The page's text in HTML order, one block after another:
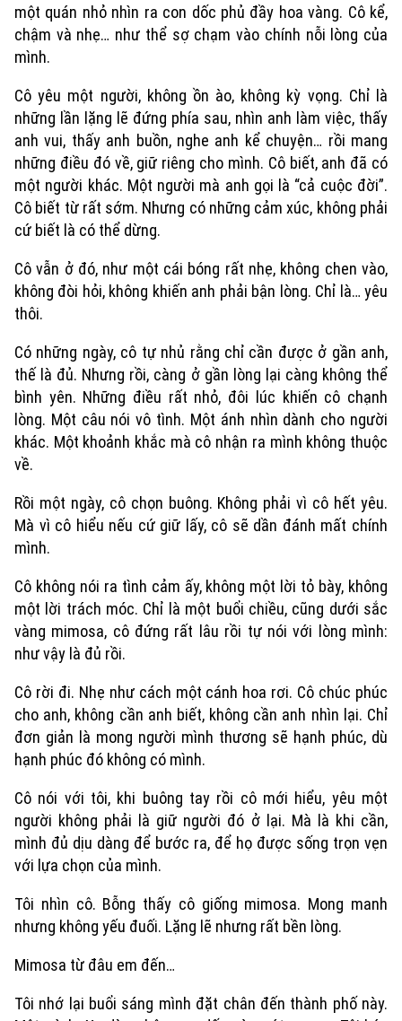
Chuyên mục
Thời sự
Hà Nội
Chính trị
Xã hội
An ninh trật tự
Công nghệ
Hà Nội
Nhịp sống Hà Nội
Khoảnh khắc Hà Nội
Ẩm thực
Thế giới
Quân sự
Hồ sơ
Người Việt 4 phương
Kinh tế
Tin tức
Cafe sáng
Tài chính Ngân hàng
Doanh nghiệp
Nhà đất
Đầu tư
Căn hộ
Đất đai
Kinh nghiệm
Ô tô
Tàu
Xe máy
Thị trường
Giáo dục
Tuyển sinh
Hướng nghiệp
Tin tức
Làng nghề
Di tích
Sức khỏe
Y tế
Dinh dưỡng
Tư vấn sức khỏe
Bóng đá
Quần vợt
Golf
Giải trí
một quán nhỏ nhìn ra con dốc phủ đầy hoa vàng. Cô kể,
chậm và nhẹ… như thể sợ chạm vào chính nỗi lòng của
mình.
Cô yêu một người, không ồn ào, không kỳ vọng. Chỉ là
những lần lặng lẽ đứng phía sau, nhìn anh làm việc, thấy
anh vui, thấy anh buồn, nghe anh kể chuyện… rồi mang
những điều đó về, giữ riêng cho mình. Cô biết, anh đã có
một người khác. Một người mà anh gọi là “cả cuộc đời”.
Cô biết từ rất sớm. Nhưng có những cảm xúc, không phải
cứ biết là có thể dừng.
Cô vẫn ở đó, như một cái bóng rất nhẹ, không chen vào,
không đòi hỏi, không khiến anh phải bận lòng. Chỉ là… yêu
thôi.
Có những ngày, cô tự nhủ rằng chỉ cần được ở gần anh,
thế là đủ. Nhưng rồi, càng ở gần lòng lại càng không thể
bình yên. Những điều rất nhỏ, đôi lúc khiến cô chạnh
lòng. Một câu nói vô tình. Một ánh nhìn dành cho người
khác. Một khoảnh khắc mà cô nhận ra mình không thuộc
về.
Rồi một ngày, cô chọn buông. Không phải vì cô hết yêu.
Mà vì cô hiểu nếu cứ giữ lấy, cô sẽ dần đánh mất chính
mình.
Cô không nói ra tình cảm ấy, không một lời tỏ bày, không
một lời trách móc. Chỉ là một buổi chiều, cũng dưới sắc
vàng mimosa, cô đứng rất lâu rồi tự nói với lòng mình:
như vậy là đủ rồi.
Cô rời đi. Nhẹ như cách một cánh hoa rơi. Cô chúc phúc
cho anh, không cần anh biết, không cần anh nhìn lại. Chỉ
đơn giản là mong người mình thương sẽ hạnh phúc, dù
hạnh phúc đó không có mình.
Cô nói với tôi, khi buông tay rồi cô mới hiểu, yêu một
người không phải là giữ người đó ở lại. Mà là khi cần,
mình đủ dịu dàng để bước ra, để họ được sống trọn vẹn
với lựa chọn của mình.
Tôi nhìn cô. Bỗng thấy cô giống mimosa. Mong manh
nhưng không yếu đuối. Lặng lẽ nhưng rất bền lòng.
Mimosa từ đâu em đến…
Tôi nhớ lại buổi sáng mình đặt chân đến thành phố này.